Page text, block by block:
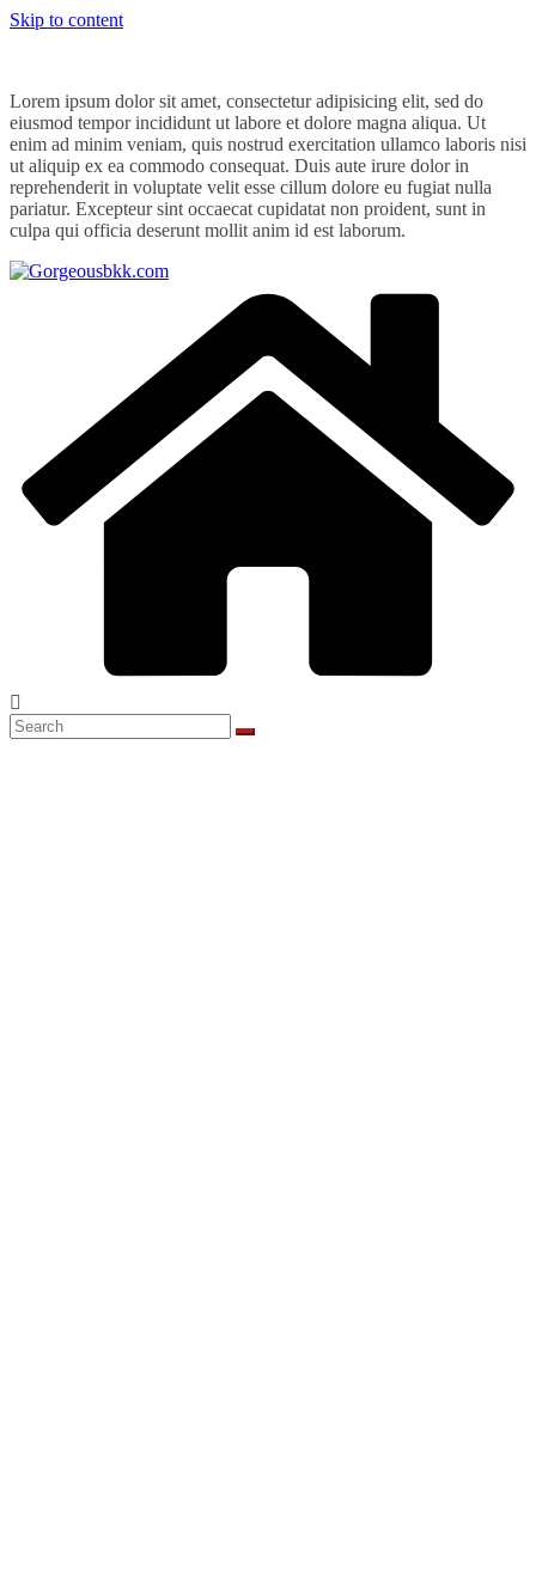
Skip to content
Lorem ipsum dolor sit amet, consectetur adipisicing elit, sed do
eiusmod tempor incididunt ut labore et dolore magna aliqua. Ut
enim ad minim veniam, quis nostrud exercitation ullamco laboris nisi
ut aliquip ex ea commodo consequat. Duis aute irure dolor in
reprehenderit in voluptate velit esse cillum dolore eu fugiat nulla
pariatur. Excepteur sint occaecat cupidatat non proident, sunt in
culpa qui officia deserunt mollit anim id est laborum.